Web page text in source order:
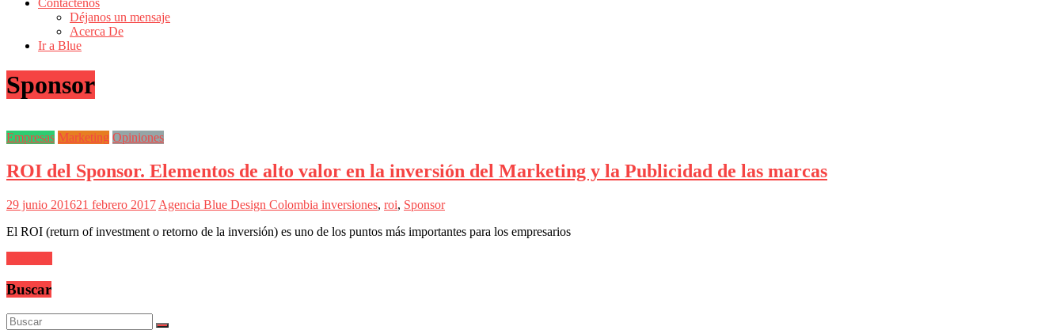
Actualidad
Colombia
Revista
iBlue
Marketing
de
Mercadeo
y
Medios
de
la
Agencia
Blue
Design
Colombia
y
sus
filiales
Contáctenos
Déjanos un mensaje
Acerca De
Ir a Blue
Sponsor
Empresas Marketing Opiniones
ROI del Sponsor. Elementos de alto valor en la inversión del Marketing y la Publicidad de las marcas
29 junio 201621 febrero 2017 Agencia Blue Design Colombia inversiones, roi, Sponsor
El ROI (return of investment o retorno de la inversión) es uno de los puntos más importantes para los empresarios
Buscar